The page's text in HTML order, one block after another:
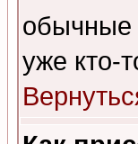
обычные
уже кто-